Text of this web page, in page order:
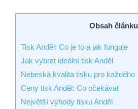
Obsah článku
Tisk Anděl: Co je to a jak funguje
Jak vybrat ideální tisk Anděl
Nebeská kvalita tisku pro každého
Ceny tisk Anděl: Co očekávat
Největší výhody tisku Anděl